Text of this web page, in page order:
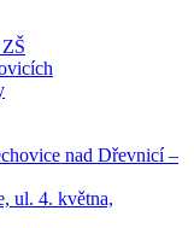
nad Dřevnicí –
ul. 4. května,